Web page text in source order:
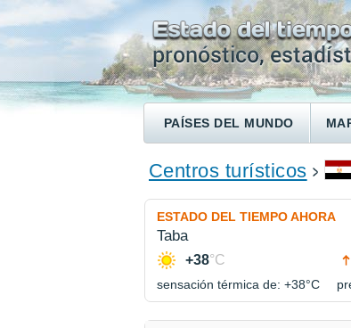
PAÍSES DEL MUNDO
ENCONTRAR UN HOTEL
Centros turísticos
ESTADO DEL TIEMPO AHORA
Taba
+38°C
sensación térmica de: +38°C